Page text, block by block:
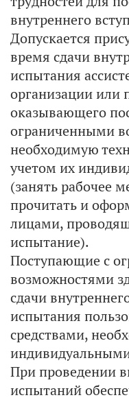
внутреннего
Допускается
время сдачи
испытания
организации или
оказывающего
ограниченными
необходимую
учетом их
(занять рабочее
прочитать и
лицами,
испытание).
Поступающие с
возможностями
сдачи
испытания
средствами,
При проведении
испытаний